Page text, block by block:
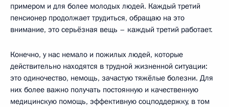
примером и для более молодых людей. Каждый третий
пенсионер продолжает трудиться, обращаю на это
внимание, это серьёзная вещь – каждый третий работает.
Конечно, у нас немало и пожилых людей, которые
действительно находятся в трудной жизненной ситуации:
это одиночество, немощь, зачастую тяжёлые болезни. Для
них более важно получать постоянную и качественную
медицинскую помощь, эффективную соцподдержку, в том